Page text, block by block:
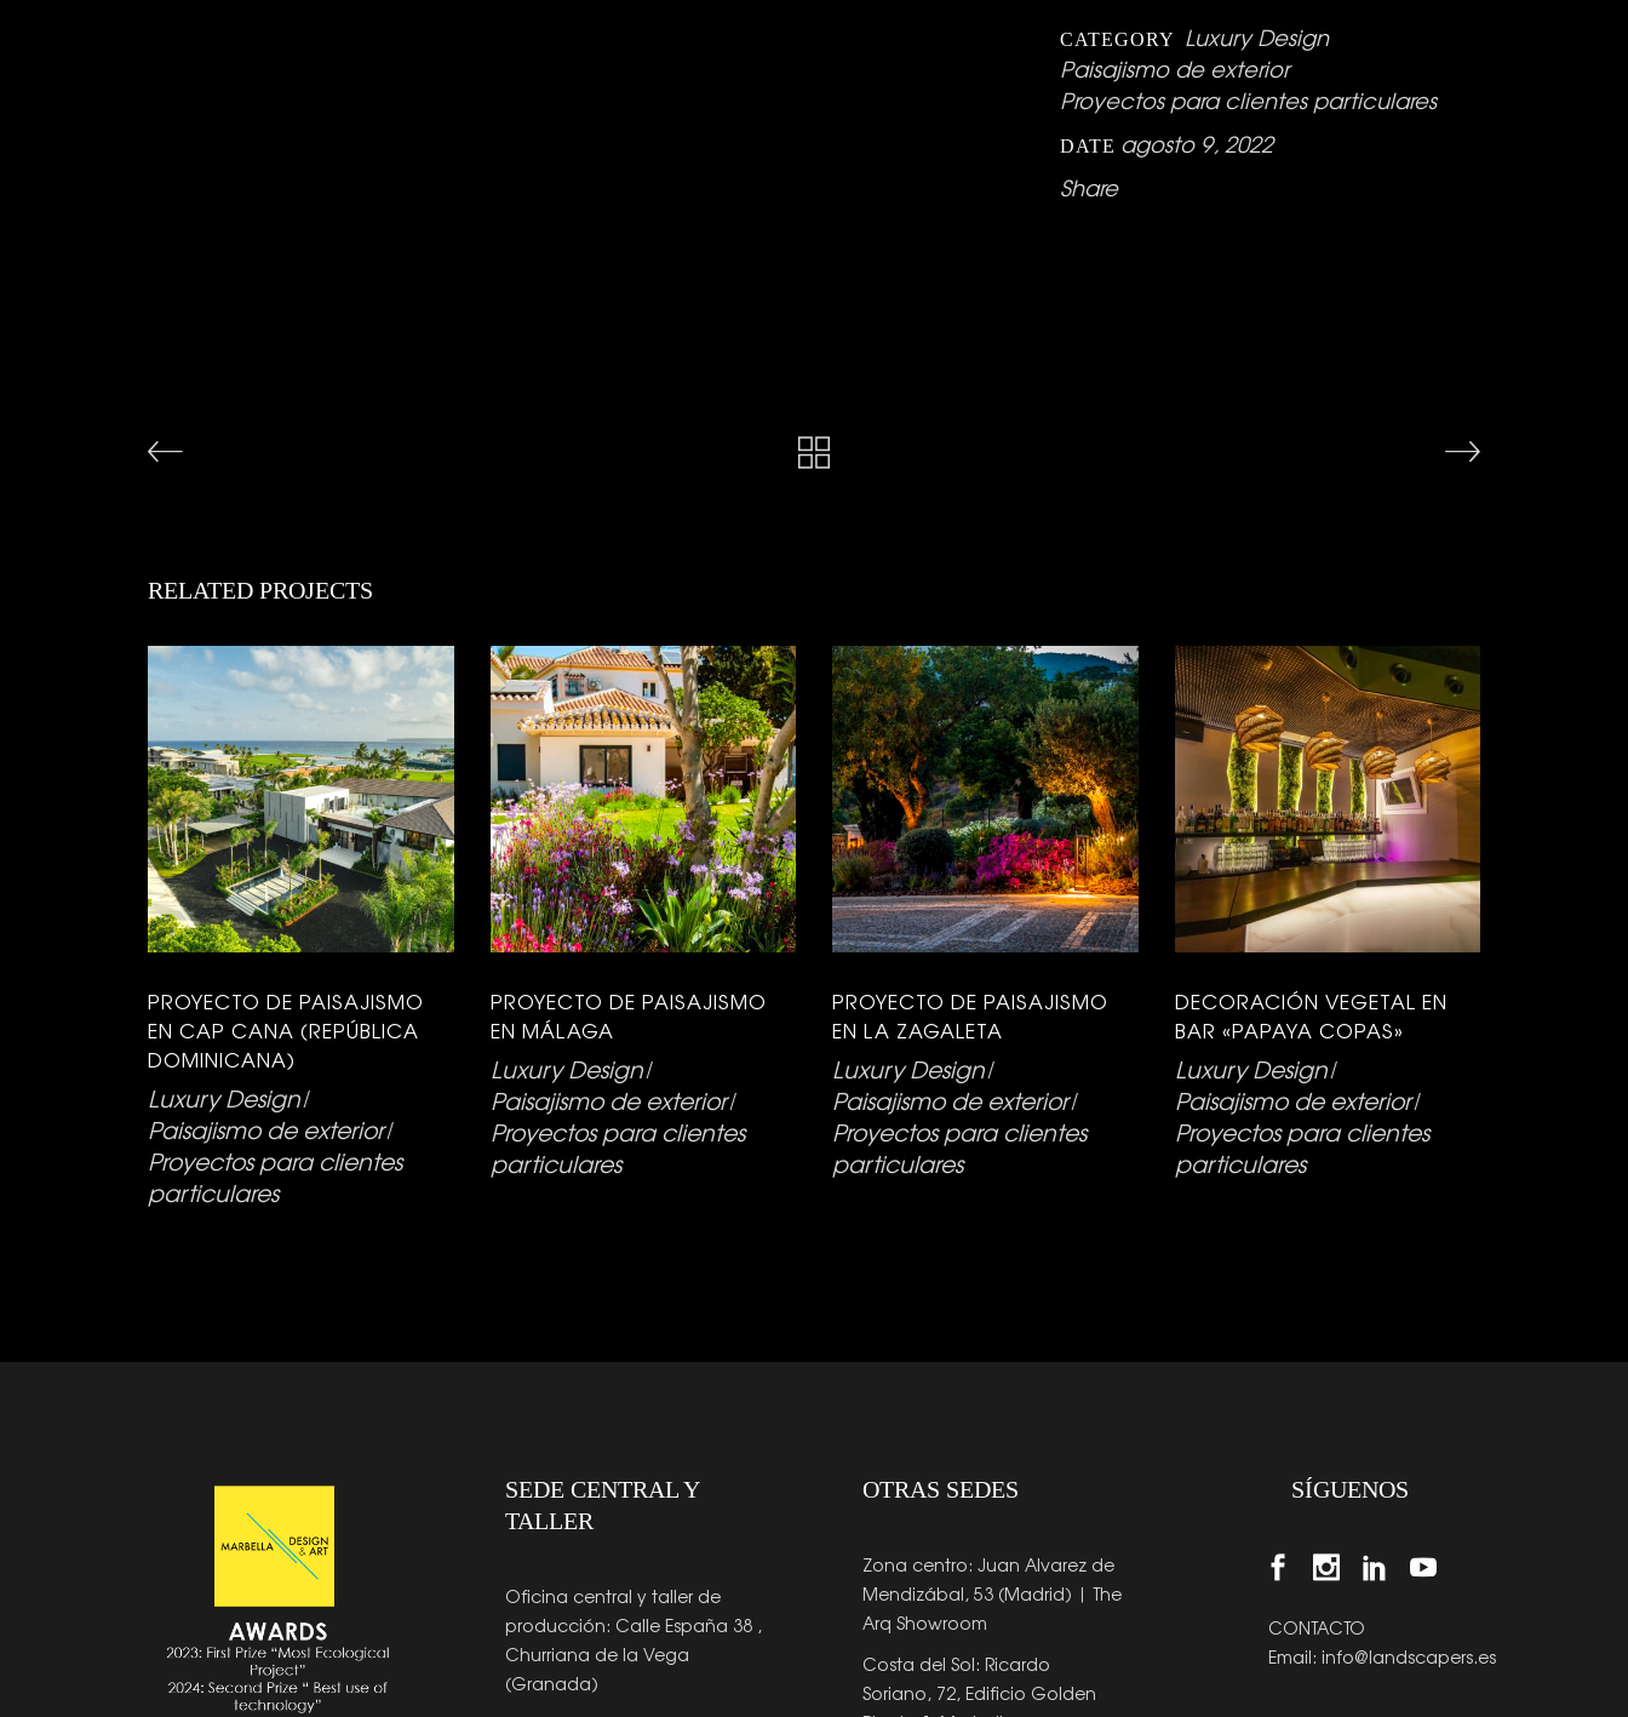
CATEGORY
Luxury Design
Paisajismo de exterior
Proyectos para clientes particulares
DATE agosto 9, 2022
Share
RELATED PROJECTS
PROYECTO DE PAISAJISMO
EN CAP CANA (REPÚBLICA
DOMINICANA)
Luxury Design
Paisajismo de exterior
Proyectos para clientes
particulares
PROYECTO DE PAISAJISMO
EN MÁLAGA
Luxury Design
Paisajismo de exterior
Proyectos para clientes
particulares
PROYECTO DE PAISAJISMO
EN LA ZAGALETA
Luxury Design
Paisajismo de exterior
Proyectos para clientes
particulares
DECORACIÓN VEGETAL EN
BAR «PAPAYA COPAS»
Luxury Design
Paisajismo de exterior
Proyectos para clientes
particulares
SEDE CENTRAL Y
TALLER
Oficina central y taller de
producción: Calle España 38 ,
Churriana de la Vega
(Granada)
OTRAS SEDES
Zona centro: Juan Alvarez de
Mendizábal, 53 (Madrid) | The
Arq Showroom
Costa del Sol: Ricardo
Soriano, 72, Edificio Golden
SÍGUENOS
CONTACTO
Email: info@landscapers.es